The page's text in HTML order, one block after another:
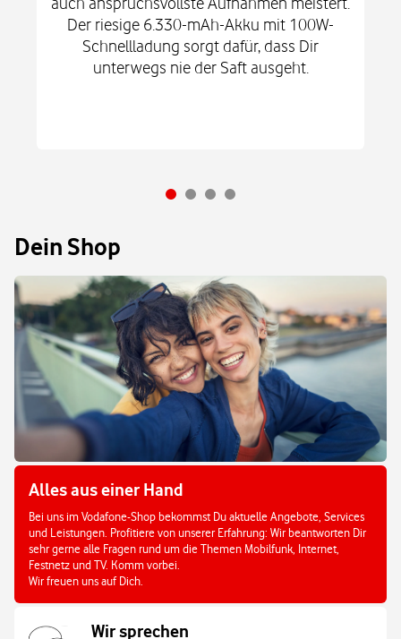
Der riesige 6.330-mAh-Akku mit 100W-
Schnellladung sorgt dafür, dass Dir
unterwegs nie der Saft ausgeht.
Dein Shop
Alles aus einer Hand
Bei uns im Vodafone-Shop bekommst Du aktuelle Angebote, Services
und Leistungen. Profitiere von unserer Erfahrung: Wir beantworten Dir
sehr gerne alle Fragen rund um die Themen Mobilfunk, Internet,
Festnetz und TV. Komm vorbei.
Wir freuen uns auf Dich.
Wir sprechen